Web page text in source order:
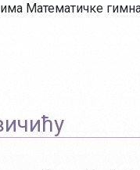
Математичке